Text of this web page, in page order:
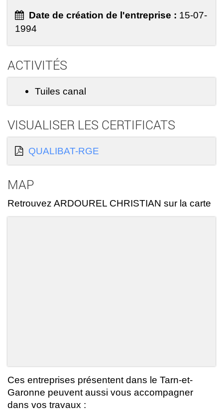
Date de création de l'entreprise : 15-07-
1994
ACTIVITÉS
Tuiles canal
VISUALISER LES CERTIFICATS
QUALIBAT-RGE
MAP
Retrouvez ARDOUREL CHRISTIAN sur la carte
Ces entreprises présentent dans le Tarn-et-
Garonne peuvent aussi vous accompagner
dans vos travaux :